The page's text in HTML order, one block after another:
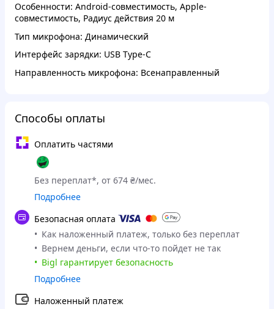
Особенности: Android-совместимость, Apple-
совместимость, Радиус действия 20 м
Тип микрофона: Динамический
Интерфейс зарядки: USB Type-C
Направленность микрофона: Всенаправленный
Способы оплаты
Оплатить частями
Без переплат*, от 674 ₴/мес.
Подробнее
Безопасная оплата
Как наложенный платеж, только без переплат
Вернем деньги, если что-то пойдет не так
Bigl гарантирует безопасность
Подробнее
Наложенный платеж